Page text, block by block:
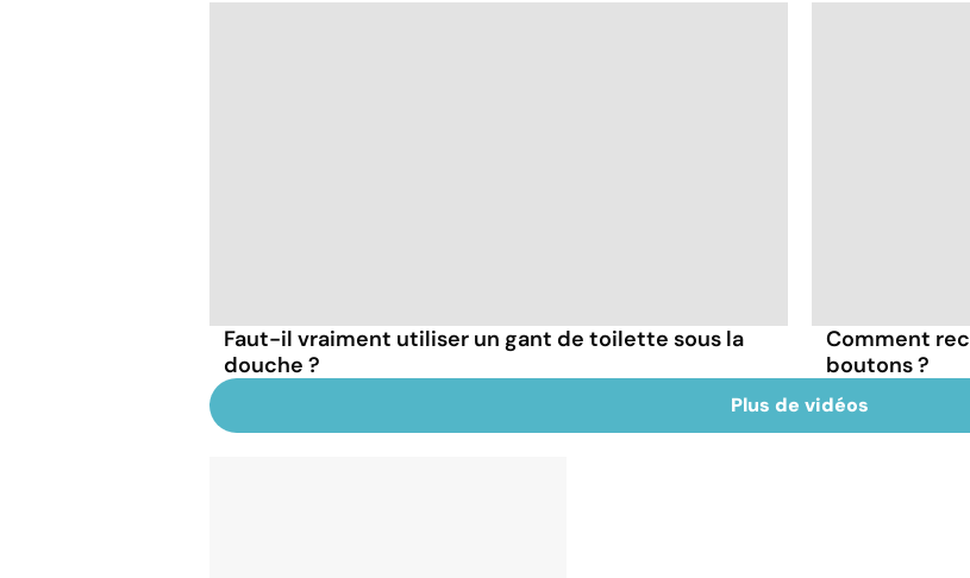
Faut-il vraiment utiliser un gant de toilette sous la
douche ?
Comment
boutons ?
Plus de vidéos